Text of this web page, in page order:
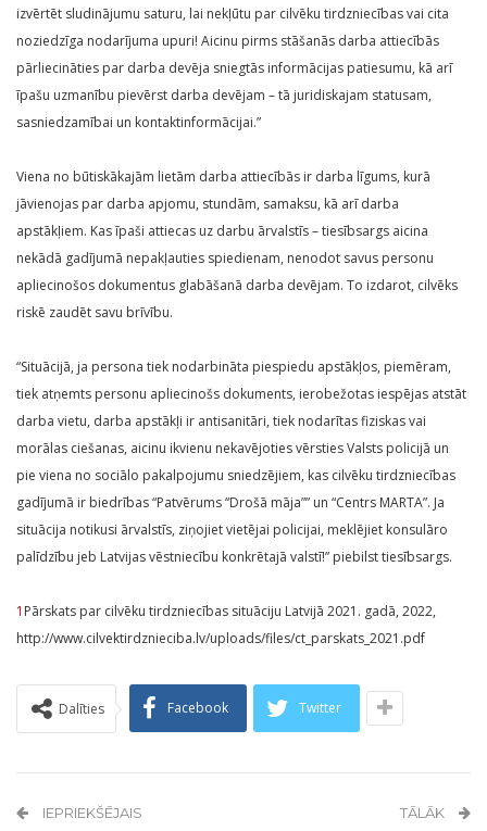
izvērtēt sludinājumu saturu, lai nekļūtu par cilvēku tirdzniecības vai cita
noziedzīga nodarījuma upuri! Aicinu pirms stāšanās darba attiecībās
pārliecināties par darba devēja sniegtās informācijas patiesumu, kā arī
īpašu uzmanību pievērst darba devējam – tā juridiskajam statusam,
sasniedzamībai un kontaktinformācijai.”
Viena no būtiskākajām lietām darba attiecībās ir darba līgums, kurā
jāvienojas par darba apjomu, stundām, samaksu, kā arī darba
apstākļiem. Kas īpaši attiecas uz darbu ārvalstīs – tiesībsargs aicina
nekādā gadījumā nepakļauties spiedienam, nenodot savus personu
apliecinošos dokumentus glabāšanā darba devējam. To izdarot, cilvēks
riskē zaudēt savu brīvību.
“Situācijā, ja persona tiek nodarbināta piespiedu apstākļos, piemēram,
tiek atņemts personu apliecinošs dokuments, ierobežotas iespējas atstāt
darba vietu, darba apstākļi ir antisanitāri, tiek nodarītas fiziskas vai
morālas ciešanas, aicinu ikvienu nekavējoties vērsties Valsts policijā un
pie viena no sociālo pakalpojumu sniedzējiem, kas cilvēku tirdzniecības
gadījumā ir biedrības “Patvērums “Drošā māja”” un “Centrs MARTA”. Ja
situācija notikusi ārvalstīs, ziņojiet vietējai policijai, meklējiet konsulāro
palīdzību jeb Latvijas vēstniecību konkrētajā valstī!” piebilst tiesībsargs.
1 Pārskats par cilvēku tirdzniecības situāciju Latvijā 2021. gadā, 2022,
http://www.cilvektirdznieciba.lv/uploads/files/ct_parskats_2021.pdf
Dalīties Facebook Twitter
IEPRIEKŠĒJAIS TĀLĀK